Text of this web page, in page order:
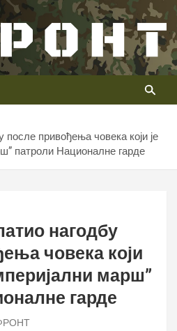
ФРОНТ
привођења човека који је
патроли Националне гарде
после привођења човека
нагодбу
човека који
марш”
гарде